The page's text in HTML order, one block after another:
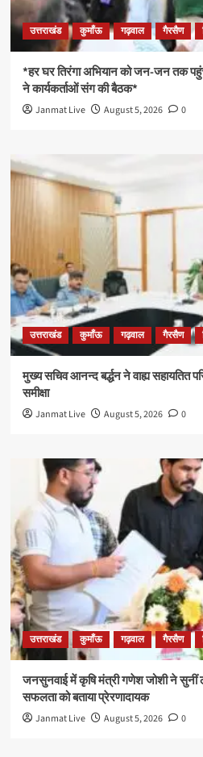
उत्तराखंड कुमाँऊ गढ़वाल गैरसैण
*हर घर तिरंगा अभियान को जन-जन तक
ने कार्यकर्ताओं संग की बैठक*
Janmat Live August 5, 2026 0
उत्तराखंड कुमाँऊ गढ़वाल गैरसैण
मुख्य सचिव आनन्द बर्द्धन ने वाह्य सहायतित
समीक्षा
Janmat Live August 5, 2026 0
उत्तराखंड कुमाँऊ गढ़वाल गैरसैण
जनसुनवाई में कृषि मंत्री गणेश जोशी ने सुनीं
सफलता को बताया प्रेरणादायक
Janmat Live August 5, 2026 0